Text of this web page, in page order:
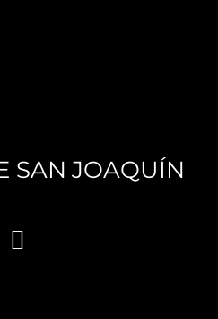
SAN JOAQUÍN